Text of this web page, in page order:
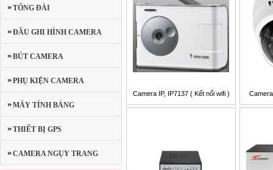
MÁY
TỔNG ĐÀI
ĐẦU GHI HÌNH CAMERA
BÚT CAMERA
PHỤ KIỆN CAMERA
MÁY TÍNH BẢNG
THIẾT BỊ GPS
CAMERA NGỤY TRANG
Camera IP, IP7137 ( Kết nối wifi )